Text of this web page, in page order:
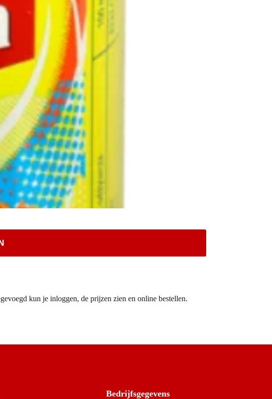
kun je inloggen, de prijzen zien en online bestellen.
Bedrijfsgegevens